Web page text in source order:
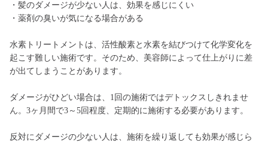
・髪のダメージが少ない人は、効果を感じにくい
・薬剤の臭いが気になる場合がある
水素トリートメントは、活性酸素と水素を結びつけて化学変化を
起こす難しい施術です。そのため、美容師によって仕上がりに差
が出てしまうことがあります。
ダメージがひどい場合は、1回の施術ではデトックスしきれませ
ん。3ヶ月間で3～5回程度、定期的に施術する必要があります。
反対にダメージの少ない人は、施術を繰り返しても効果が感じら